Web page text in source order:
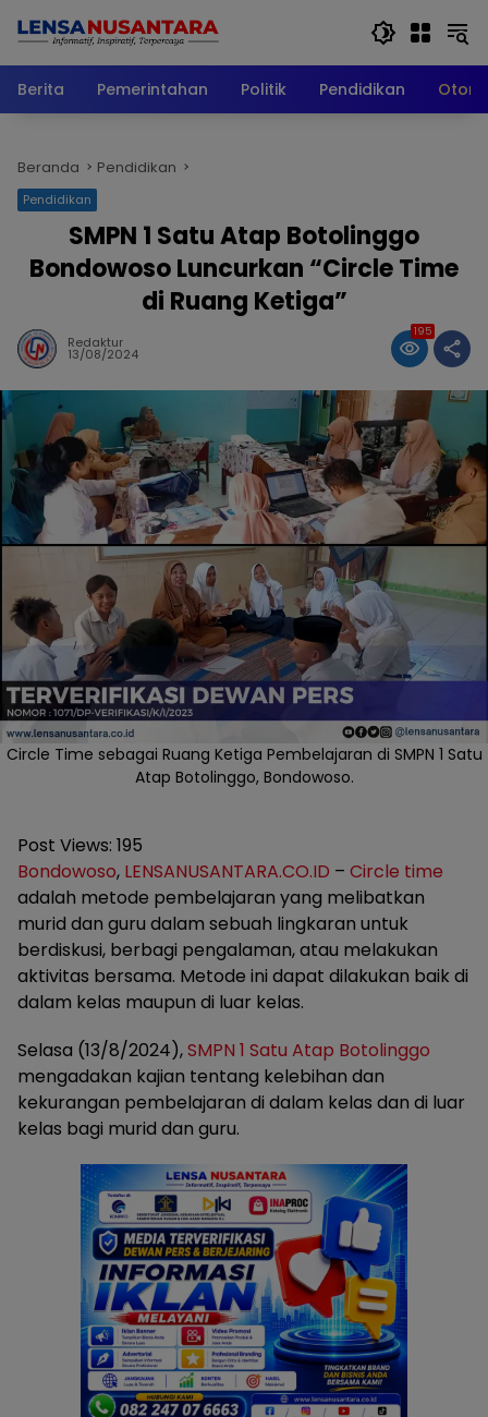
Berita
Pemerintahan Politik Pendidikan
Beranda Pendidikan
Pendidikan
SMPN 1 Satu Atap Botolinggo
Bondowoso Luncurkan “Circle Time
di Ruang Ketiga”
Redaktur
13/08/2024
195
Circle Time sebagai Ruang Ketiga Pembelajaran di SMPN 1 Satu
Atap Botolinggo, Bondowoso.
Post Views: 195
Bondowoso, LENSANUSANTARA.CO.ID – Circle time
adalah metode pembelajaran yang melibatkan
murid dan guru dalam sebuah lingkaran untuk
berdiskusi, berbagi pengalaman, atau melakukan
aktivitas bersama. Metode ini dapat dilakukan baik di
dalam kelas maupun di luar kelas.
Selasa (13/8/2024),SMPN 1 Satu Atap Botolinggo
mengadakan kajian tentang kelebihan dan
kekurangan pembelajaran di dalam kelas dan di luar
kelas bagi murid dan guru.